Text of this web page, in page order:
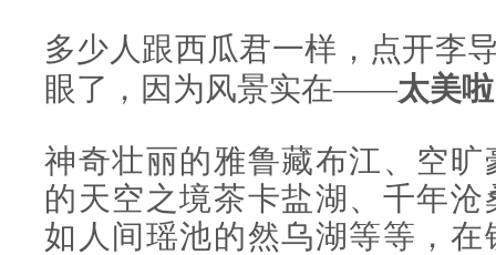
多少人跟西瓜君一样，点开李
眼了，因为风景实在——太美
神奇壮丽的雅鲁藏布江、空
的天空之境茶卡盐湖、千年
如人间瑶池的然乌湖等等，